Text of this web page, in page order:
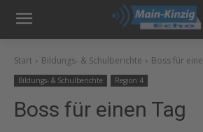
Start Bildungs- & Schulberichte Boss für
Bildungs- & Schulberichte Region 4
Boss für einen Tag